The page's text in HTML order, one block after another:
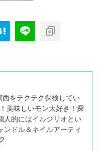
をテクテク探検してい
美味しいモン大好き！探
人的にはイルジリオとい
ンドル＆ネイルアーティ